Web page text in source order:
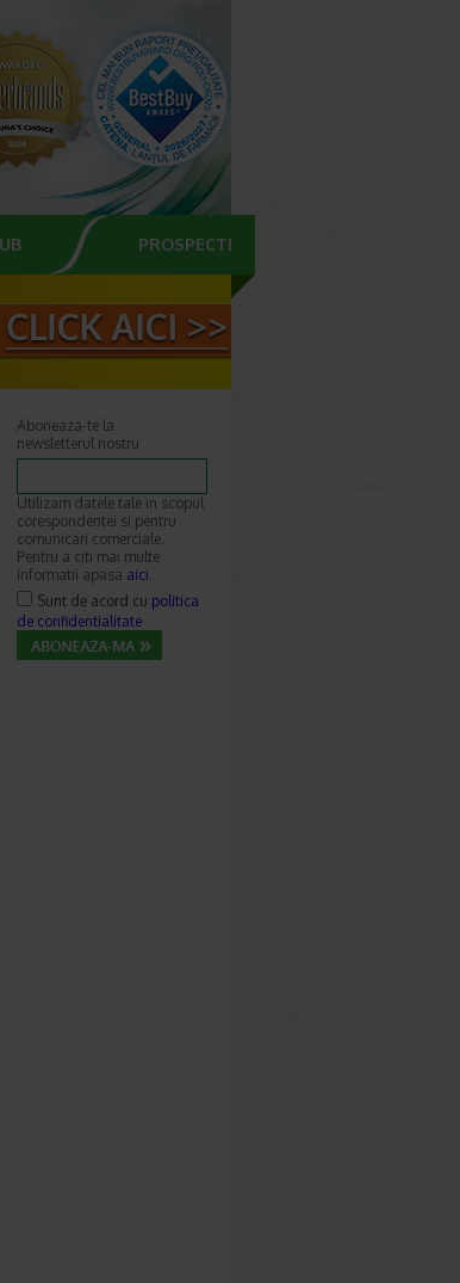
PROSPECTE
Aboneaza-te la
newsletterul nostru
Utilizam datele tale in scopul
corespondentei si pentru
comunicari comerciale.
Pentru a citi mai multe
informatii apasa aici.
Sunt de acord cu politica
de confidentialitate